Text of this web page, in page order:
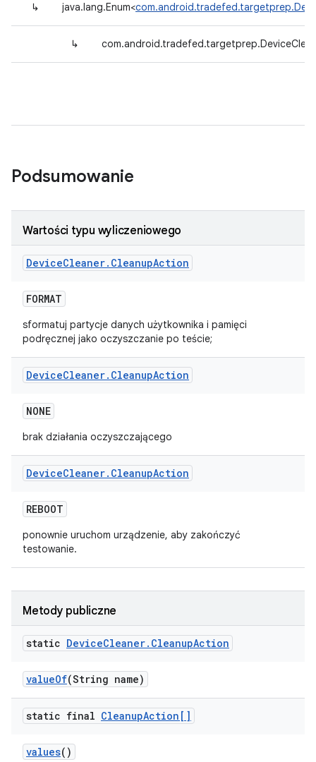
↳ java.lang.Enum<
↳
Podsumowanie
Wartości typu wyliczeniowego
DeviceCleaner. CleanupAction
FORMAT
sformatuj partycje danych użytkownika i pamięci
podręcznej jako oczyszczanie po teście;
DeviceCleaner. CleanupAction
NONE
brak działania oczyszczającego
DeviceCleaner. CleanupAction
REBOOT
ponownie uruchom urządzenie, aby zakończyć
testowanie.
Metody publiczne
static DeviceCleaner. CleanupAction
valueOf(String name)
static final CleanupAction[]
values()